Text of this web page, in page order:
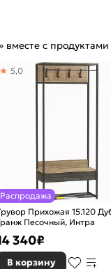
с
Распродажа
Прихожая 15.120
Песочный, Интра
5,0
340₽
В корзину